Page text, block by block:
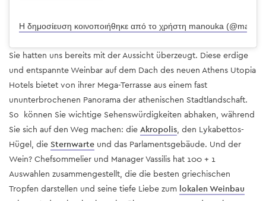
Η δημοσίευση κοινοποιήθηκε από το χρήστη manouka
Sie hatten uns bereits mit der Aussicht überzeugt. Diese erdige
und entspannte Weinbar auf dem Dach des neuen Athens Utopia
Hotels bietet von ihrer Mega-Terrasse aus einem fast
ununterbrochenen Panorama der athenischen Stadtlandschaft.
So können Sie wichtige Sehenswürdigkeiten abhaken, während
Sie sich auf den Weg machen: die Akropolis, den Lykabettos-
Hügel, die Sternwarte und das Parlamentsgebäude. Und der
Wein? Chefsommelier und Manager Vassilis hat 100 + 1
Auswahlen zusammengestellt, die die besten griechischen
Tropfen darstellen und seine tiefe Liebe zum lokalen Weinbau